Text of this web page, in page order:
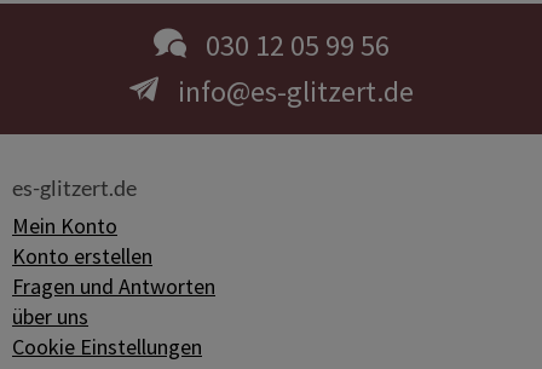
030 12 05 99 56
info@es-glitzert.de
es-glitzert.de
Mein Konto
Konto erstellen
Fragen und Antworten
über uns
Cookie Einstellungen